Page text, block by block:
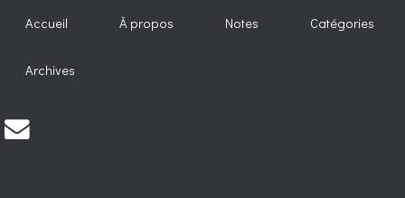
Accueil À propos Notes Catégories
Archives